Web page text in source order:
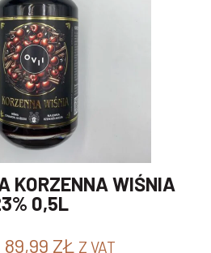
KORZENNA WIŚNIA
0,5L
89,99 ZŁ Z VAT